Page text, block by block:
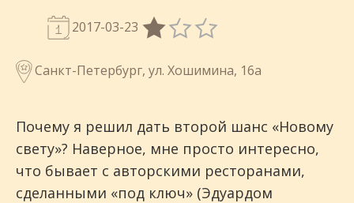
2017-03-23
Санкт-Петербург, ул. Хошимина, 16а
Почему я решил дать второй шанс «Новому
свету»? Наверное, мне просто интересно,
что бывает с авторскими ресторанами,
сделанными «под ключ» (Эдуардом